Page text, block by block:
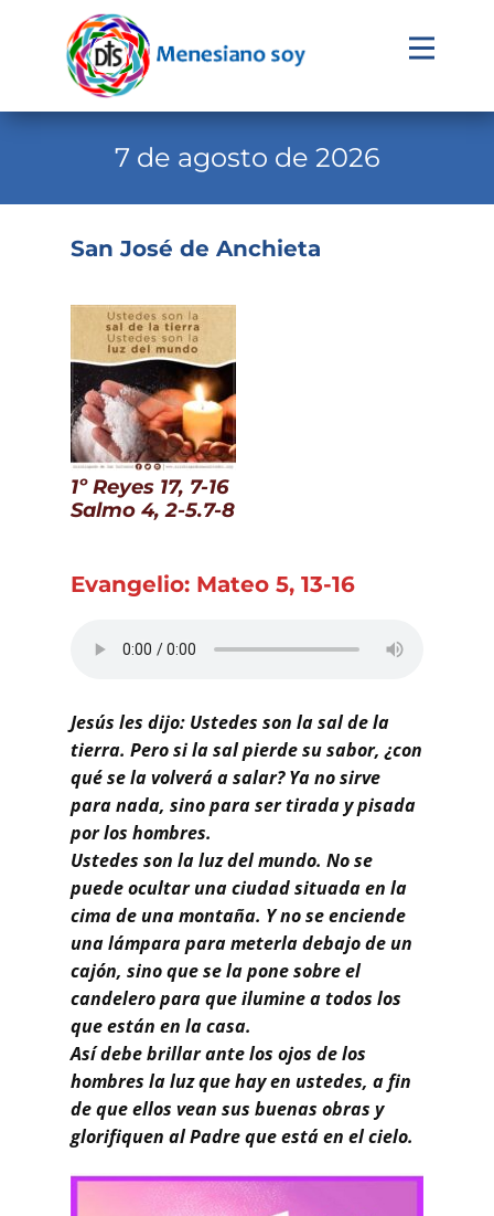
Evangelio
Familia Menesiana
Pastoral Vocacional
Recursos
Contacto
Buscar
7 de agosto de 2026
San José de Anchieta
1º Reyes 17, 7-16
Salmo 4, 2-5.7-8
Evangelio: Mateo 5, 13-16
Jesús les dijo: Ustedes son la sal de la
tierra. Pero si la sal pierde su sabor, ¿con
qué se la volverá a salar? Ya no sirve
para nada, sino para ser tirada y pisada
por los hombres.
Ustedes son la luz del mundo. No se
puede ocultar una ciudad situada en la
cima de una montaña. Y no se enciende
una lámpara para meterla debajo de un
cajón, sino que se la pone sobre el
candelero para que ilumine a todos los
que están en la casa.
Así debe brillar ante los ojos de los
hombres la luz que hay en ustedes, a fin
de que ellos vean sus buenas obras y
glorifiquen al Padre que está en el cielo.